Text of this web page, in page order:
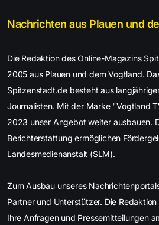
Nachrichten aus Plauen und
Die Redaktion des Online-Magazins
2005 aus Plauen und dem Vogtland.
Spitzenstadt.de besteht aus
Journalisten. Mit der Marke "Vogtland
2023 unser Angebot weiter ausbauen.
Berichterstattung ermöglichen
Landesmedienanstalt (SLM).
Zum Ausbau unseres
Partner und Unterstützer. Die
Ihre Anfragen und Pressemitteilungen